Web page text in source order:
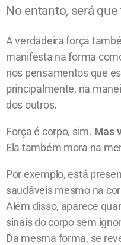
No entanto, será
A verdadeira força
manifesta na forma
nos pensamentos que
principalmente, na
dos outros.
Força é corpo, sim. Mas
Ela também mora na
Por exemplo, está
saudáveis mesmo na
Além disso, aparece
sinais do corpo sem
Da mesma forma, se